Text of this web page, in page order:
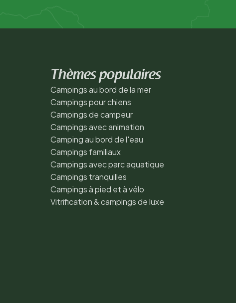
Thèmes populaires
Campings au bord de la mer
Campings pour chiens
Campings de campeur
Campings avec animation
Camping au bord de l'eau
Campings familiaux
Campings avec parc aquatique
Campings tranquilles
Campings à pied et à vélo
Vitrification & campings de luxe